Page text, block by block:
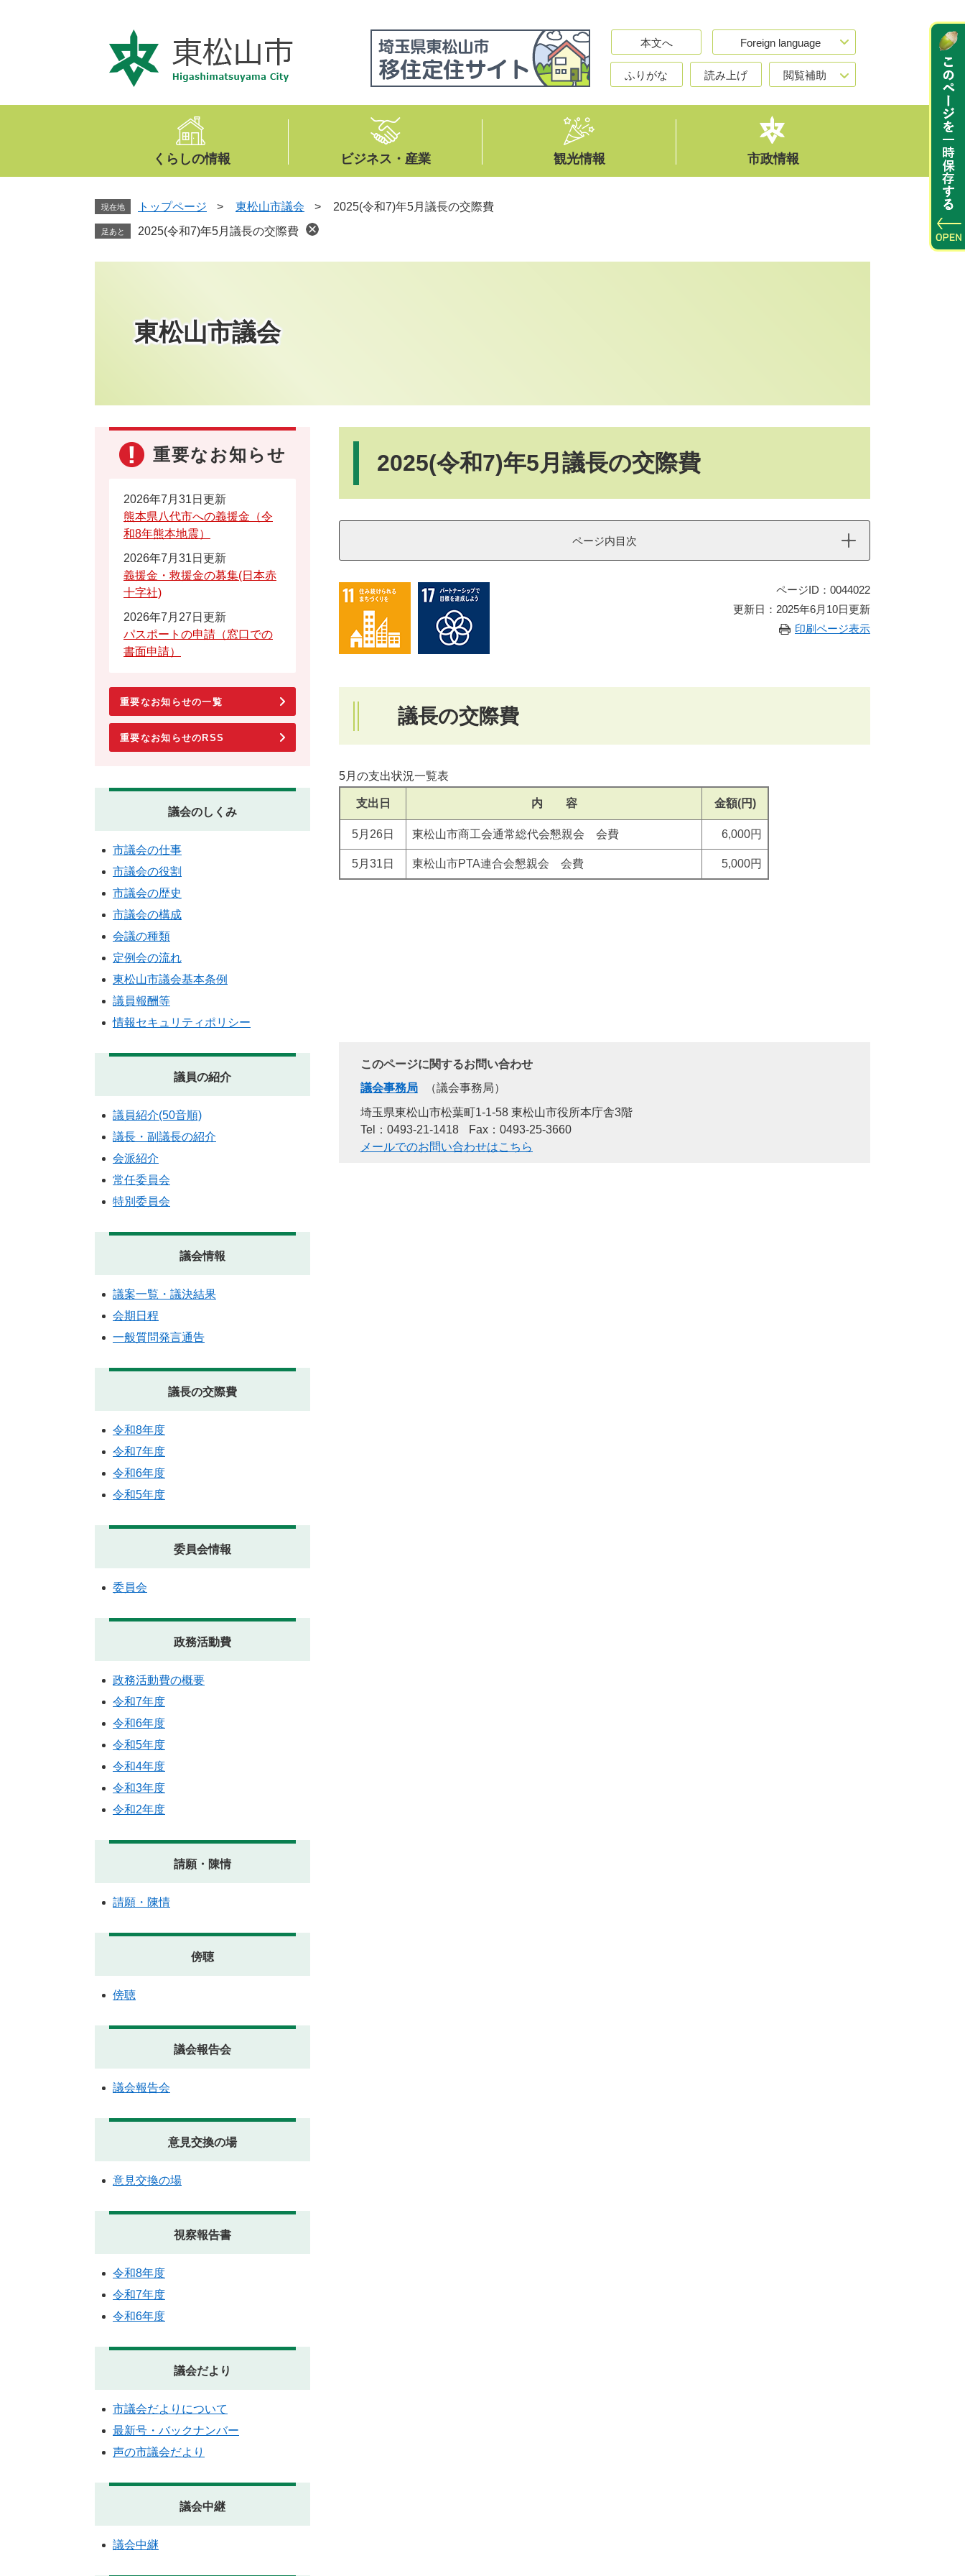
文
本文へ Foreign language
ふりがな 読み上げ 閲覧補助
くらしの情報 ビジネス・産業 観光情報 市政情報
現在地 トップページ > 東松山市議会 > 2025(令和7)年5月議長の交際費
足あと 2025(令和7)年5月議長の交際費
東松山市議会
2025(令和7)年5月議長の交際費
ページ内目次
ページID：0044022
更新日：2025年6月10日更新
印刷ページ表示
議長の交際費
5月の支出状況一覧表
支出日 内 容 金額(円)
5月26日 東松山市商工会通常総代会懇親会 会費 6,000円
5月31日 東松山市PTA連合会懇親会 会費 5,000円
このページに関するお問い合わせ
議会事務局
議会事務局
埼玉県東松山市松葉町1-1-58 東松山市役所本庁舎3階
Tel：0493-21-1418
Fax：0493-25-3660
メールでのお問い合わせはこちら
重要なお知らせ
2026年7月31日更新
熊本県八代市への義援金（令
和8年熊本地震）
2026年7月31日更新
義援金・救援金の募集(日本赤
十字社)
2026年7月27日更新
パスポートの申請（窓口での
書面申請）
重要なお知らせの一覧
重要なお知らせのRSS
議会のしくみ
市議会の仕事
市議会の役割
市議会の歴史
市議会の構成
会議の種類
定例会の流れ
東松山市議会基本条例
議員報酬等
情報セキュリティポリシー
議員の紹介
議員紹介(50音順)
議長・副議長の紹介
会派紹介
常任委員会
特別委員会
議会情報
議案一覧・議決結果
会期日程
一般質問発言通告
議長の交際費
令和8年度
令和7年度
令和6年度
令和5年度
委員会情報
委員会
政務活動費
政務活動費の概要
令和7年度
令和6年度
令和5年度
令和4年度
令和3年度
令和2年度
請願・陳情
請願・陳情
傍聴
傍聴
議会報告会
議会報告会
意見交換の場
意見交換の場
視察報告書
令和8年度
令和7年度
令和6年度
議会だより
市議会だよりについて
最新号・バックナンバー
声の市議会だより
議会中継
議会中継